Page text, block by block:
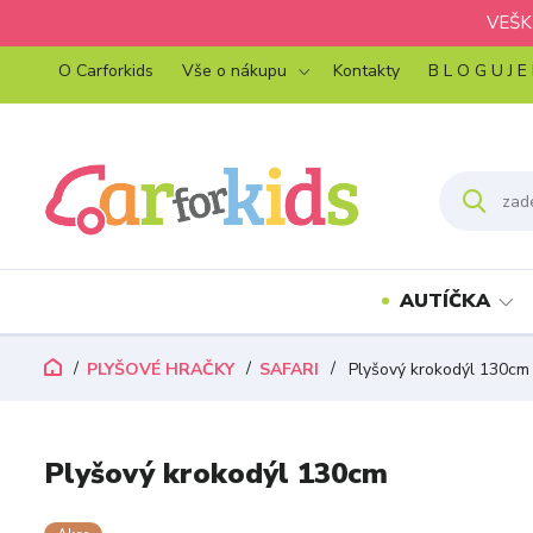
O Carforkids Vše o nákupu Kontakty B L O G U J E
AUTÍČKA
PLYŠOVÉ HRAČKY SAFARI Plyšový krokodýl 130cm
Plyšový krokodýl 130cm